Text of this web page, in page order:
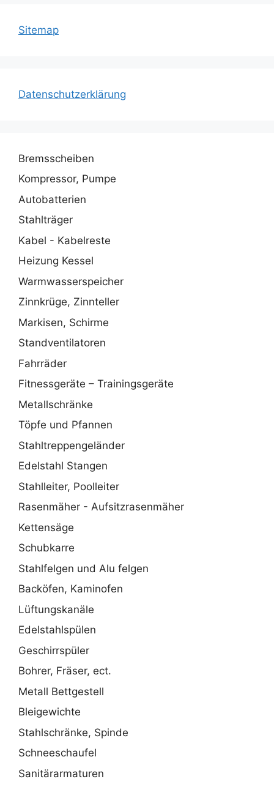
Sitemap
Datenschutzerklärung
Bremsscheiben
Kompressor, Pumpe
Autobatterien
Stahlträger
Kabel - Kabelreste
Heizung Kessel
Warmwasserspeicher
Zinnkrüge, Zinnteller
Markisen, Schirme
Standventilatoren
Fahrräder
Fitnessgeräte – Trainingsgeräte
Metallschränke
Töpfe und Pfannen
Stahltreppengeländer
Edelstahl Stangen
Stahlleiter, Poolleiter
Rasenmäher - Aufsitzrasenmäher
Kettensäge
Schubkarre
Stahlfelgen und Alu felgen
Backöfen, Kaminofen
Lüftungskanäle
Edelstahlspülen
Geschirrspüler
Bohrer, Fräser, ect.
Metall Bettgestell
Bleigewichte
Stahlschränke, Spinde
Schneeschaufel
Sanitärarmaturen